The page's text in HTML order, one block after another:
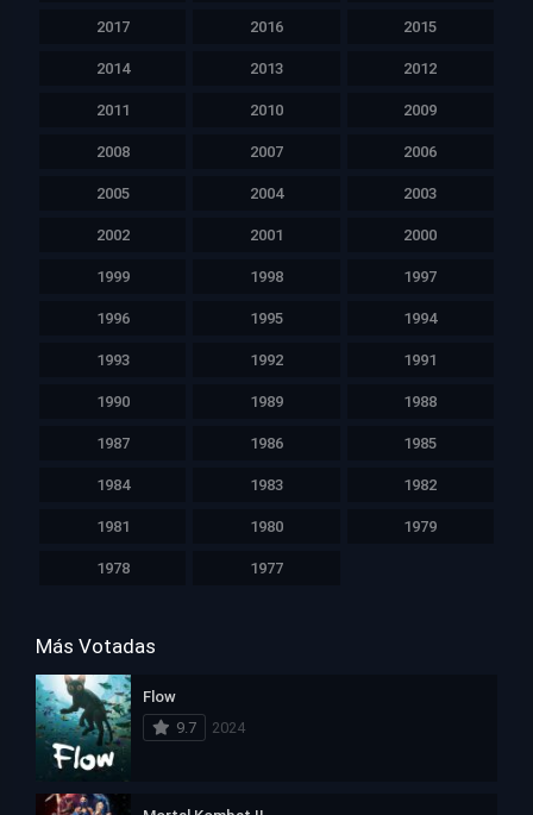
2017 2016 2015
2014 2013 2012
2011 2010 2009
2008 2007 2006
2005 2004 2003
2002 2001 2000
1999 1998 1997
1996 1995 1994
1993 1992 1991
1990 1989 1988
1987 1986 1985
1984 1983 1982
1981 1980 1979
1978 1977
Más Votadas
Flow
9.7
2024